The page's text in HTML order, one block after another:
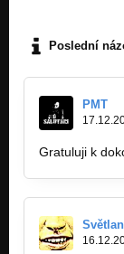
Poslední
PMT
Gratuluji k